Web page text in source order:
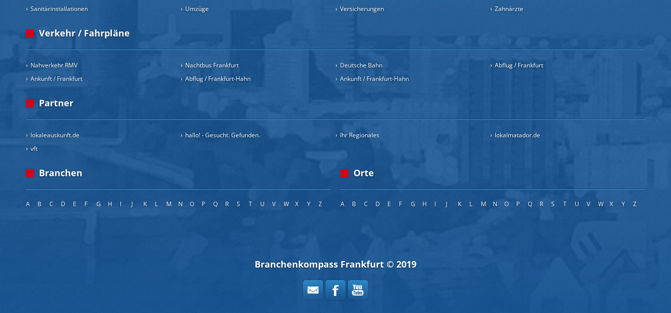
Sanitärinstallationen
Umzüge Versicherungen Zahnärzte
Verkehr / Fahrpläne
Nahverkehr RMV Nachtbus Frankfurt Deutsche Bahn
Abflug / Frankfurt
Ankunft / Frankfurt
Abflug / Frankfurt-Hahn Ankunft / Frankfurt-Hahn
Partner
lokaleauskunft.de hallo! - Gesucht. Gefunden. Ihr Regionales
lokalmatador.de
vft
Branchen
A B C D E F G H I J K L M N O P Q R S T U V W X Y Z
Orte
A B C D E F G H I J K L M N O P Q R S T U V W X Y Z
Branchenkompass Frankfurt © 2019